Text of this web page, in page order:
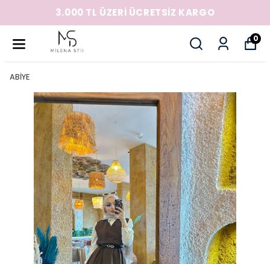
3.000 TL ÜZERİ ÜCRETSİZ KARGO
0
ABİYE